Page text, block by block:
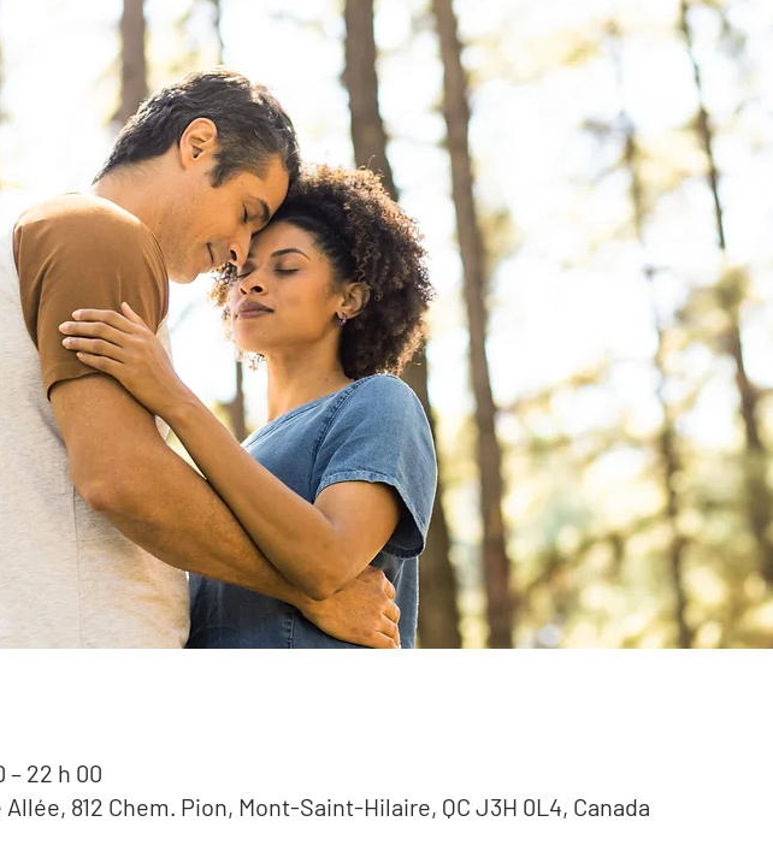
– 22 h 00
812 Chem. Pion, Mont-Saint-Hilaire, QC J3H 0L4, Canada